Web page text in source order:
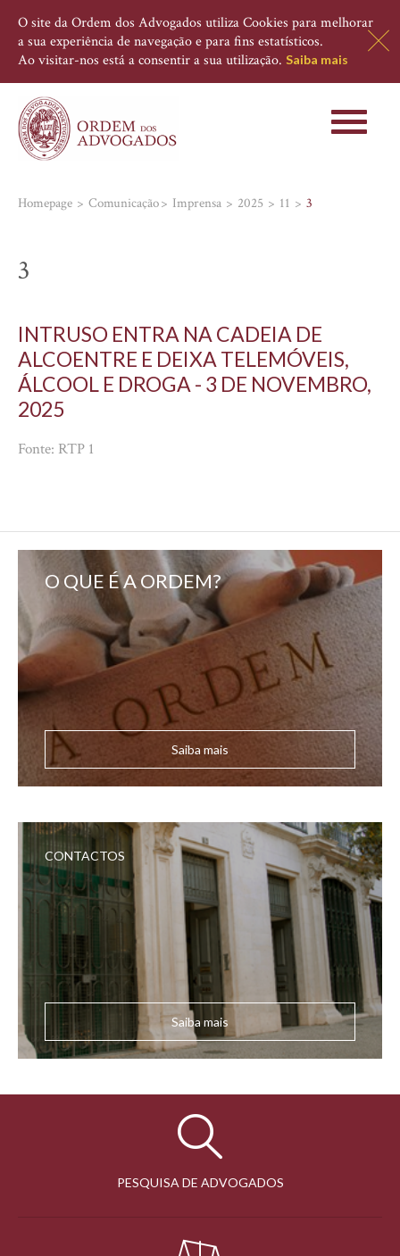
O site da Ordem dos Advogados utiliza Cookies para melhorar
a sua experiência de navegação e para fins estatísticos.
Ao visitar-nos está a consentir a sua utilização. Saiba mais
Toggle
Homepage Comunicação Imprensa 2025 11 3
3
INTRUSO ENTRA NA CADEIA DE
ALCOENTRE E DEIXA TELEMÓVEIS,
ÁLCOOL E DROGA - 3 DE NOVEMBRO,
2025
Fonte: RTP 1
O QUE É A ORDEM?
Saiba mais
CONTACTOS
Saiba mais
PESQUISA DE ADVOGADOS